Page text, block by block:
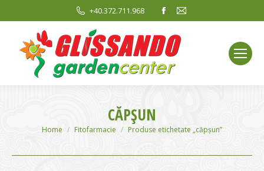
+40.372.711.968
Facebook
opens
in
new
window
Mail
window
CĂPȘUN
You are here:
Home Fitofarmacie Produse etichetate „căpșun”